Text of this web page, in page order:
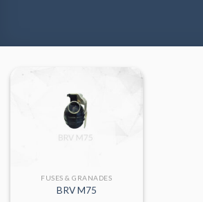
FUSES & GRANADES
BRV M75